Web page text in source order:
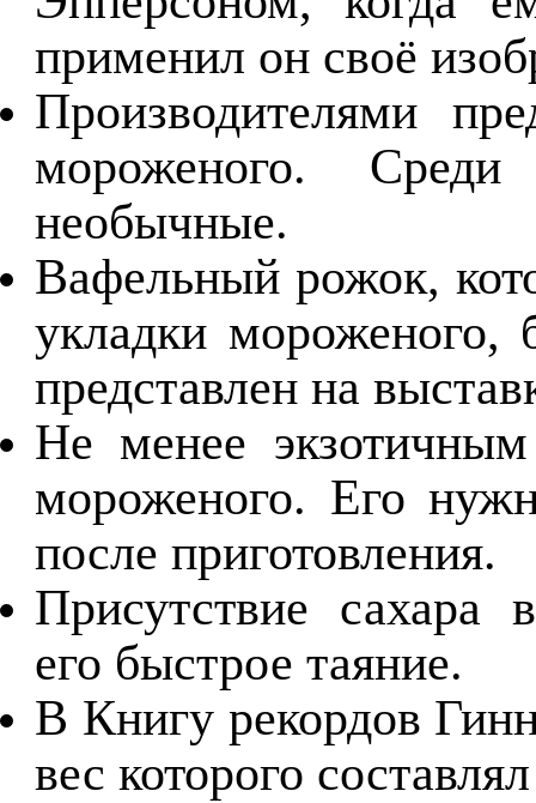
применил он своё
Производителями
мороженого.
необычные.
Вафельный рожок,
укладки
представлен на
Не менее экзотичным
мороженого. Его
после приготовления.
Присутствие сахара
его быстрое таяние.
В Книгу рекордов
вес которого